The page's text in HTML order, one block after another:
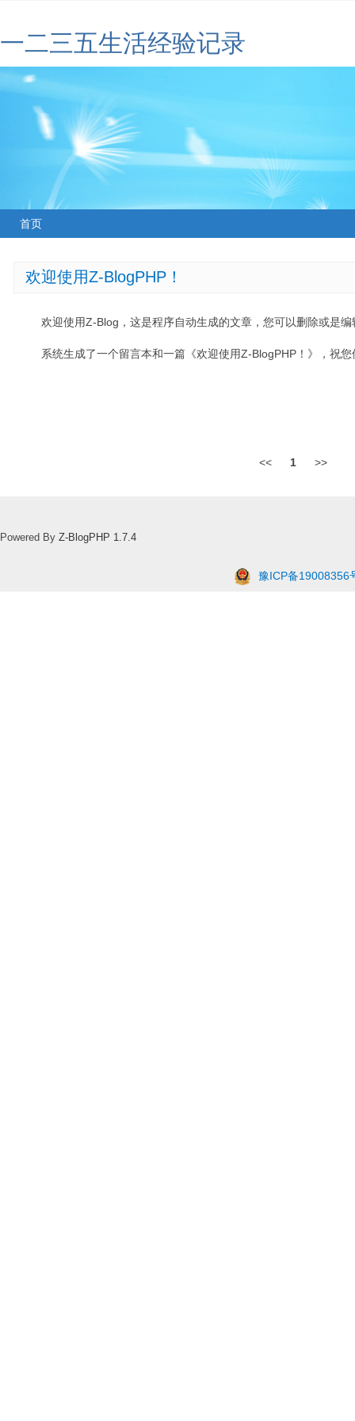
一二三五生活经验记录
首页
欢迎使用Z-BlogPHP！
欢迎使用Z-Blog，这是程序自动生成的文章，您可以删除或是编
系统生成了一个留言本和一篇《欢迎使用Z-BlogPHP！》，祝
<< 1 >>
Powered By Z-BlogPHP 1.7.4
豫ICP备19008356